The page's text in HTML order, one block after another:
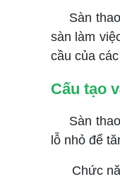
Sàn
sàn làm
cầu của
Cấu tạo
Sàn thao
lỗ nhỏ để
Chức